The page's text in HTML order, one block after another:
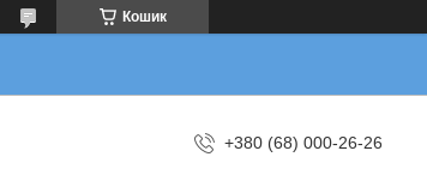
Кошик
+380 (68) 000-26-26